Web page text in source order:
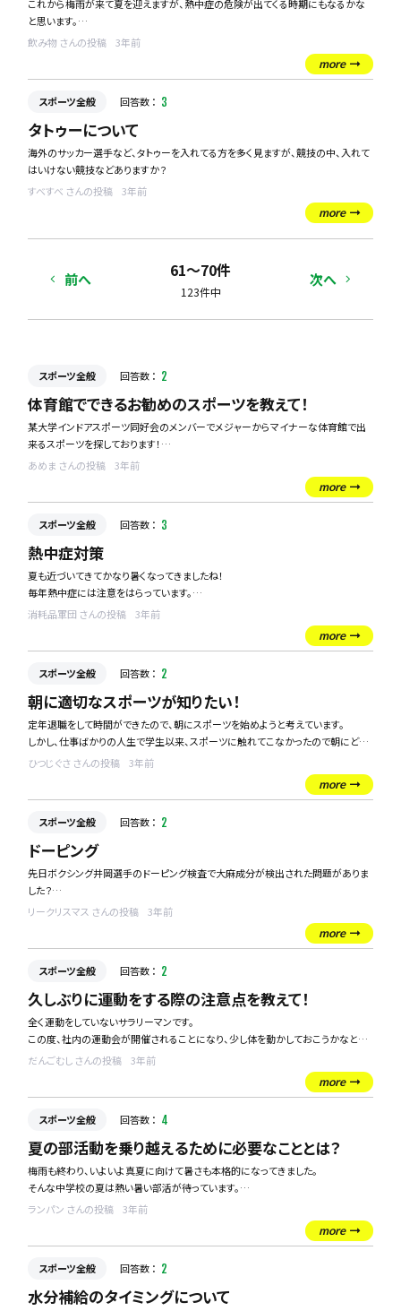
これから梅雨が来て夏を迎えますが、熱中症の危険が出てくる時期にもなるかな
と思います。
そこで、疑問なのですが結局、飲み物は水、お茶、スポーツドリンクどれがいいので
飲み物 さんの投稿
3年前
more
スポーツ全般 回答数 ： 3
タトゥーについて
海外のサッカー選手など、タトゥーを入れてる方を多く見ますが、競技の中、入れて
はいけない競技などありますか？
すべすべ さんの投稿
3年前
more
61〜70件
123件中
前へ 次へ
スポーツ全般 回答数 ： 2
体育館でできるお勧めのスポーツを教えて！
某大学インドアスポーツ同好会のメンバーでメジャーからマイナーな体育館で出
来るスポーツを探しております！
こちらでいただいた投稿を元に様々なスポーツに挑戦してみようかなと思っており
体育館で出来るお勧めのスポーツを教えて欲しいです！
あめま さんの投稿
3年前
more
スポーツ全般 回答数 ： 3
熱中症対策
夏も近づいてきてかなり暑くなってきましたね！
毎年熱中症には注意をはらっています。
皆さんが熱中症対策でおこなっている食べ物やサプリメントがあれば教えてくださ
消耗品軍団 さんの投稿
3年前
more
スポーツ全般 回答数 ： 2
朝に適切なスポーツが知りたい！
定年退職をして時間ができたので、朝にスポーツを始めようと考えています。
しかし、仕事ばかりの人生で学生以来、スポーツに触れてこなかったので朝にどの
スポーツを行えばよいのか分かりません。
ひつじぐさ さんの投稿
3年前
more
スポーツ全般 回答数 ： 2
ドーピング
先日ボクシング井岡選手のドーピング検査で大麻成分が検出された問題がありま
した？
基準値よりも少ない数値なので試合は予定通り開催されるとのことですがそもそ
リークリスマス さんの投稿
3年前
more
スポーツ全般 回答数 ： 2
久しぶりに運動をする際の注意点を教えて！
全く運動をしていないサラリーマンです。
この度、社内の運動会が開催されることになり、少し体を動かしておこうかなと思
っています。
かれこれ5年くらいは通勤徒歩の運動以外はしていないので、いきなり運動を再開
久々に運動をする際に注意することを教えてほしいです！
だんごむし さんの投稿
3年前
more
スポーツ全般 回答数 ： 4
夏の部活動を乗り越えるために必要なこととは？
梅雨も終わり、いよいよ真夏に向けて暑さも本格的になってきました。
そんな中学校の夏は熱い暑い部活が待っています。
元々暑さには弱く熱中症になることが多くあり、今年の夏は対策をして乗り越えた
自分自身でも対策を考えているのですが、より多くの方々に意見を頂戴できればと
対策を教えて欲しいです！
ランパン さんの投稿
3年前
more
スポーツ全般 回答数 ： 2
水分補給のタイミングについて